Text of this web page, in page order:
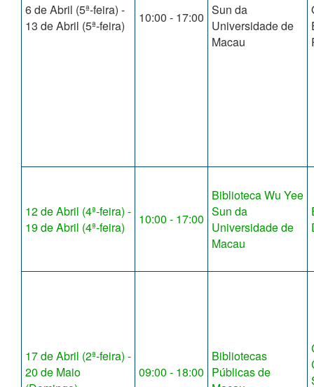
6 de Abril (5ª-feira) -
13 de Abril (5ª-feira)
10:00 - 17:00 Sun da
Universidade de
Macau
12 de Abril (4ª-feira) -
19 de Abril (4ª-feira)
10:00 - 17:00
Biblioteca Wu Yee
Sun da
Universidade de
Macau
17 de Abril (2ª-feira) -
20 de Maio
09:00 - 18:00
Bibliotecas
Públicas de